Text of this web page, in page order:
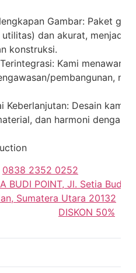
Gambar: Paket
dan akurat, menjadi
konstruksi.
Kami
pembangunan,
Keberlanjutan: Desain kami
dan harmoni dengan
0838 2352 0252
BUDI POINT, Jl. Setia Budi
Sumatera Utara 20132
DISKON 50%